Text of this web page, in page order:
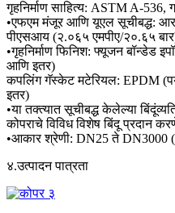
गृहनिर्माण साहित्य: ASTM A-
•एफएम मंजूर आणि यूएल सूचीबद्ध:
पीएसआय (२.०६५ एमपीए/२०.६५
•गृहनिर्माण फिनिश: फ्यूजन बॉन्डेड
आणि इतर)
कपलिंग गॅस्केट मटेरियल: EPDM
इतर)
•या तक्त्यात सूचीबद्ध केलेल्या
कोपराचे विविध विशेष बिंदू प्रदान
•आकार श्रेणी: DN25 ते DN3000
४.उत्पादन पात्रता